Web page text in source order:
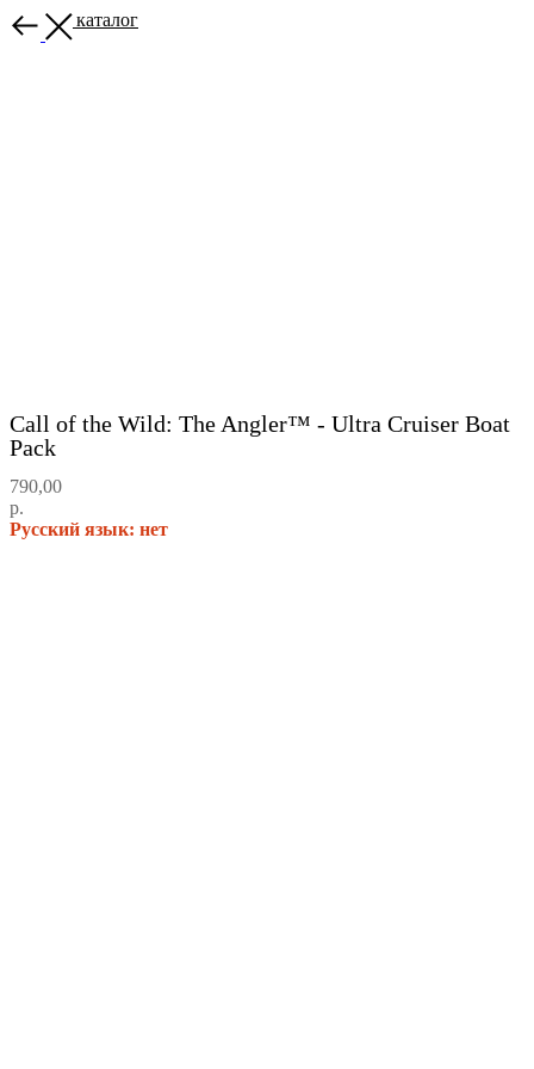
Назад в каталог
Call of the Wild: The Angler™ - Ultra Cruiser Boat
Pack
790,00
р.
Русский язык: нет